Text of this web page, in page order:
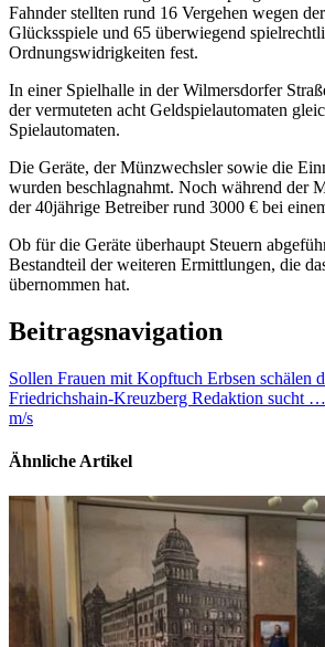
Fahnder stellten rund 16 Vergehen wegen
Glücksspiele und 65 überwiegend
Ordnungswidrigkeiten fest.
In einer Spielhalle in der Wilmersdorfer
der vermuteten acht Geldspielautomaten
Spielautomaten.
Die Geräte, der Münzwechsler sowie die
wurden beschlagnahmt. Noch während der
der 40jährige Betreiber rund 3000 € bei
Ob für die Geräte überhaupt Steuern
Bestandteil der weiteren Ermittlungen, die
übernommen hat.
Beitragsnavigation
Sollen Frauen mit Kopftuch Erbsen schälen
Friedrichshain-Kreuzberg Redaktion sucht …
m/s
Ähnliche Artikel